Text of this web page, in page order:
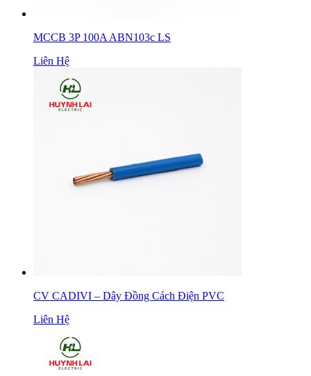
MCCB 3P 100A ABN103c LS
Liên Hệ
CV CADIVI – Dây Đồng Cách Điện PVC
Liên Hệ